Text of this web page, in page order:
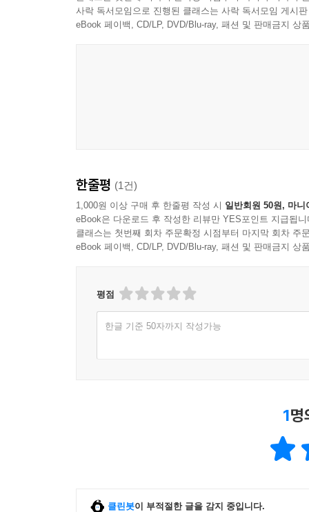
사락 독서모임으로 진행된 클래스는 사락 독서모임 게시
eBook 페이백, CD/LP, DVD/Blu-ray, 패션 및 판매금지 상
한줄평 (1건)
1,000원 이상 구매 후 한줄평 작성 시 일반회원 50원, 마니
eBook은 다운로드 후 작성한 리뷰만 YES포인트 지급됩니
클래스는 첫번째 회차 주문확정 시점부터 마지막 회차 주
eBook 페이백, CD/LP, DVD/Blu-ray, 패션 및 판매금지 상
평점
한글 기준 50자까지 작성가능
1명
클린봇이 부적절한 글을 감지 중입니다.